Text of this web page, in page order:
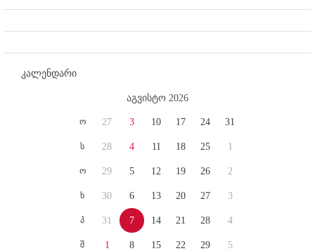
კალენდარი
აგვისტო 2026
ო
ს
ო
ხ
პ
შ
27
28
29
30
31
1
3
4
5
6
7
8
10
11
12
13
14
15
17
18
19
20
21
22
24
25
26
27
28
29
31
1
2
3
4
5